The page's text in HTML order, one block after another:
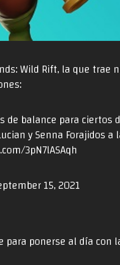
Wild Rift, la que trae
de balance para ciertos
y Senna Forajidos a
3pN7lASAqh
15, 2021
ponerse al día con